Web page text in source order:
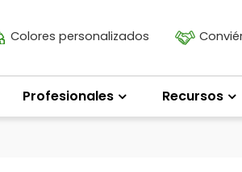
Colores personalizados
Profesionales Recursos